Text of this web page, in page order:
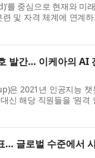
를 중심으로 현재와 미
및 자격 체계에 연계
가직무능력...
발간… 이케아의 AI
은 2021년 인공지능 챗
해당 직원들을 ‘원격
. 그 결과,...
글로벌 수준에서